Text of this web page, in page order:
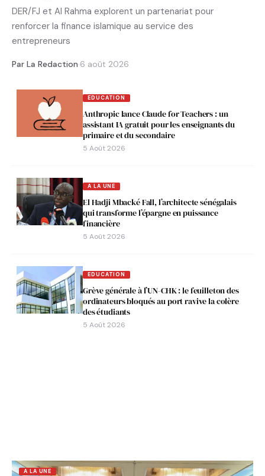
DER/FJ et Al Rahma explorent un partenariat pour
renforcer la finance islamique au service des
entrepreneurs
Par La Redaction·6 août 2026
EDUCATION
Anthropic lance Claude for Teachers : un
assistant IA gratuit pour les enseignants du
primaire et du secondaire
5 Août 2026
A LA UNE
El Hadji Mbacké Fall, l’architecte sénégalais
qui transforme l’épargne en puissance
financière
5 Août 2026
EDUCATION
Grève générale à l’UN-CHK : le feuilleton des
ordinateurs bloqués au port ravive la colère
des étudiants
5 Août 2026
A LA UNE